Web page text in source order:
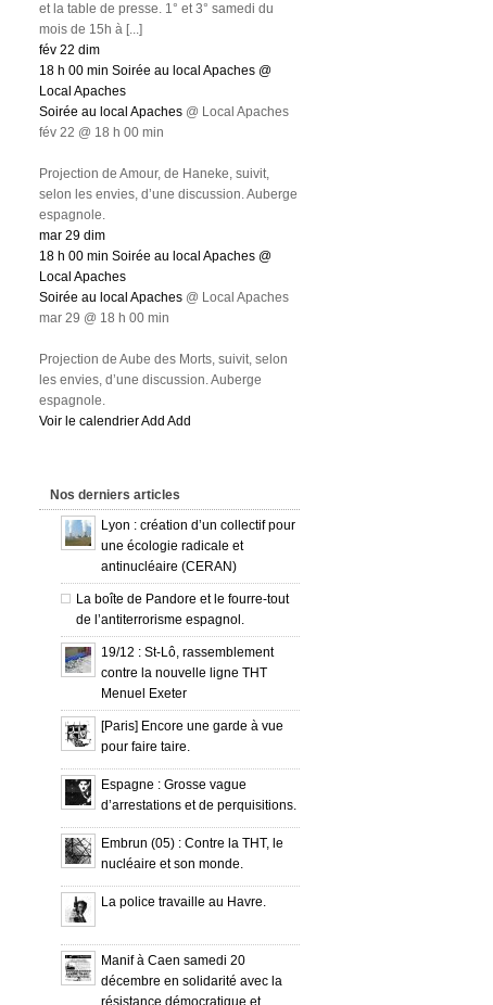
et la table de presse. 1° et 3° samedi du
mois de 15h à [...]
fév 22 dim
18 h 00 min Soirée au local Apaches @
Local Apaches
Soirée au local Apaches @ Local Apaches
fév 22 @ 18 h 00 min
Projection de Amour, de Haneke, suivit,
selon les envies, d’une discussion. Auberge
espagnole.
mar 29 dim
18 h 00 min Soirée au local Apaches @
Local Apaches
Soirée au local Apaches @ Local Apaches
mar 29 @ 18 h 00 min
Projection de Aube des Morts, suivit, selon
les envies, d’une discussion. Auberge
espagnole.
Voir le calendrierAdd Add
Nos derniers articles
Lyon : création d’un collectif pour
une écologie radicale et
antinucléaire (CERAN)
La boîte de Pandore et le fourre-tout
de l’antiterrorisme espagnol.
19/12 : St-Lô, rassemblement
contre la nouvelle ligne THT
Menuel Exeter
[Paris] Encore une garde à vue
pour faire taire.
Espagne : Grosse vague
d’arrestations et de perquisitions.
Embrun (05) : Contre la THT, le
nucléaire et son monde.
La police travaille au Havre.
Manif à Caen samedi 20
décembre en solidarité avec la
résistance démocratique et